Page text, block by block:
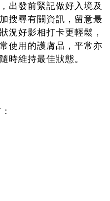
出發前緊記做好入境及
搜尋有關資訊，留意最
況好影相打卡更輕鬆，
使用的護膚品，平常亦
時維持最佳狀態。